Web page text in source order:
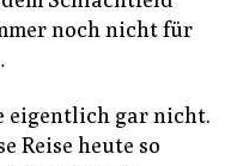
noch nicht für
eigentlich gar nicht.
Reise heute so